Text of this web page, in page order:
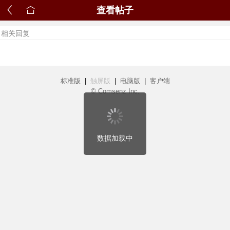
相关回复
标准版 触屏版 电脑版
客户端
© Comsenz Inc.
查看帖子
数据加载中